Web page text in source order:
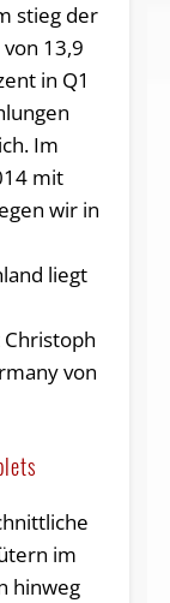
stieg der
13,9
in Q1
Im
mit
wir in
liegt
von
im
hinweg